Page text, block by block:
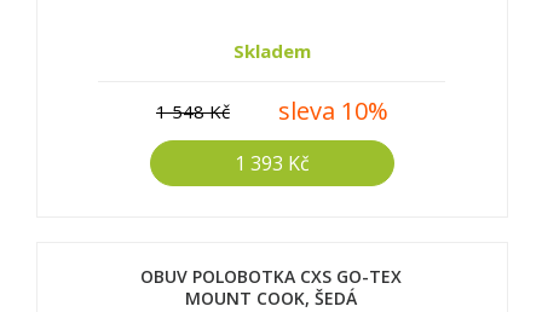
Skladem
1 548 Kč sleva 10%
1 393 Kč
OBUV POLOBOTKA CXS GO-TEX
MOUNT COOK, ŠEDÁ